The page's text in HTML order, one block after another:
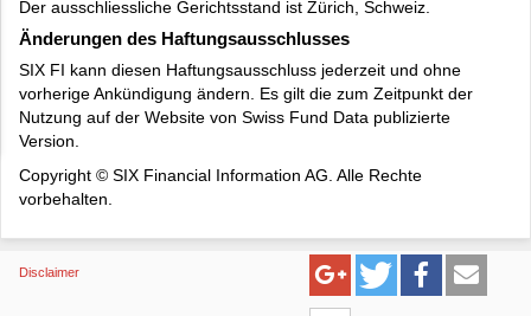
Der ausschliessliche Gerichtsstand ist Zürich, Schweiz.
Änderungen des Haftungsausschlusses
SIX FI kann diesen Haftungsausschluss jederzeit und ohne
vorherige Ankündigung ändern. Es gilt die zum Zeitpunkt der
Nutzung auf der Website von Swiss Fund Data publizierte
Version.
Copyright © SIX Financial Information AG. Alle Rechte
vorbehalten.
Disclaimer